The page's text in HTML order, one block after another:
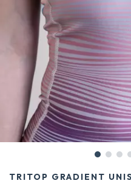
TRITOP GRADIENT